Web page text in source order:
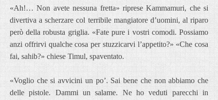
«Ah!… Non avete nessuna fretta» riprese Kammamuri, che si
divertiva a scherzare col terribile mangiatore d’uomini, al riparo
però della robusta griglia. «Fate pure i vostri comodi. Possiamo
anzi offrirvi qualche cosa per stuzzicarvi l’appetito?» «Che cosa
fai, sahib?» chiese Timul, spaventato.
«Voglio che si avvicini un po’. Sai bene che non abbiamo che
delle pistole. Dammi un salame. Ne ho veduti parecchi in